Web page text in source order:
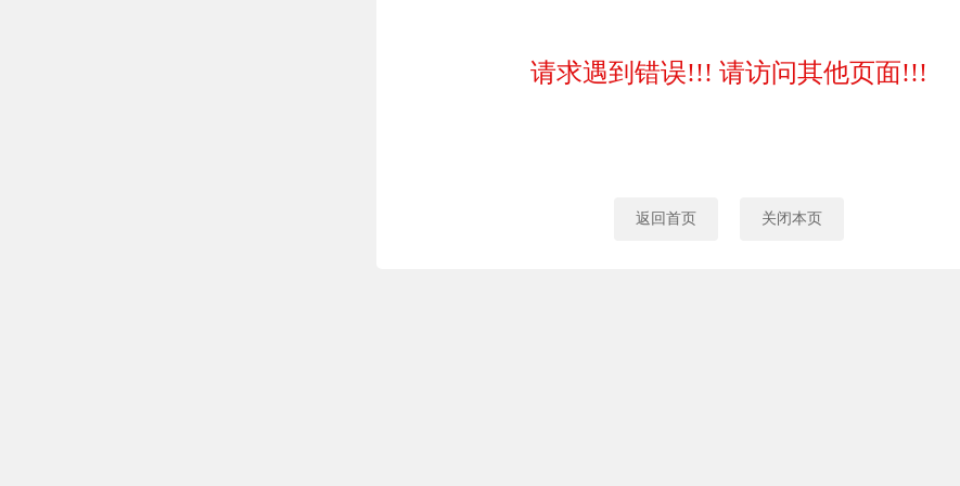
请求遇到错误!!! 请访问其他页面!!!
返回首页 关闭本页